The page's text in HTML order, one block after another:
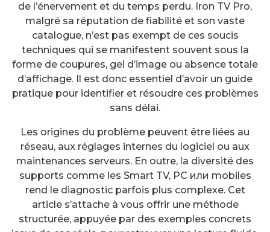
de l’énervement et du temps perdu. Iron TV Pro,
malgré sa réputation de fiabilité et son vaste
catalogue, n’est pas exempt de ces soucis
techniques qui se manifestent souvent sous la
forme de coupures, gel d’image ou absence totale
d’affichage. Il est donc essentiel d’avoir un guide
pratique pour identifier et résoudre ces problèmes
sans délai.
Les origines du problème peuvent être liées au
réseau, aux réglages internes du logiciel ou aux
maintenances serveurs. En outre, la diversité des
supports comme les Smart TV, PC или mobiles
rend le diagnostic parfois plus complexe. Cet
article s’attache à vous offrir une méthode
structurée, appuyée par des exemples concrets